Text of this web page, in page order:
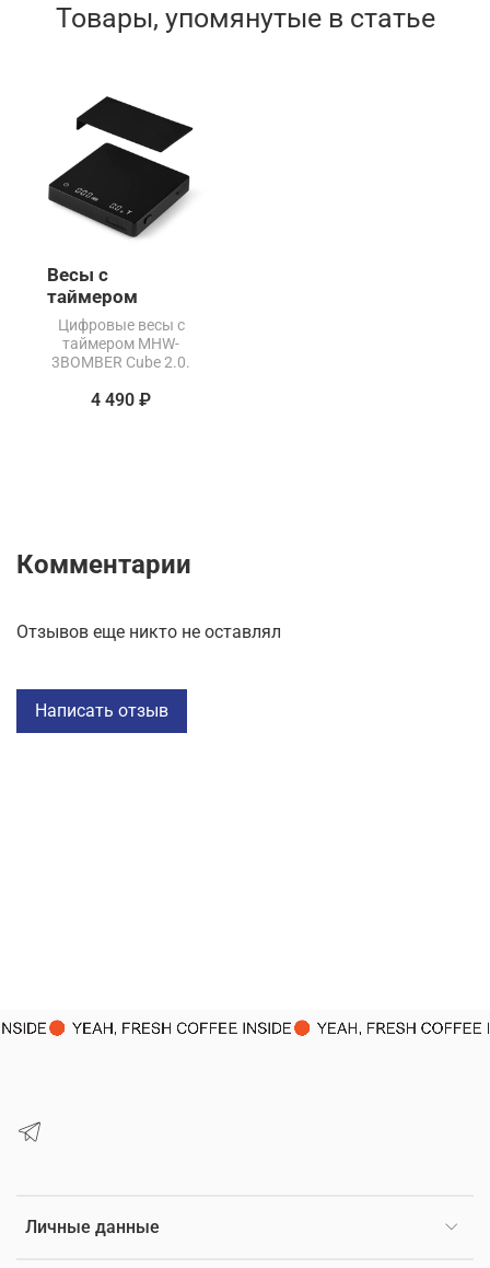
Товары, упомянутые в статье
Весы с
таймером
Цифровые весы с
таймером MHW-
3BOMBER Cube 2.0.
4 490 ₽
Комментарии
Отзывов еще никто не оставлял
Написать отзыв
Личные данные